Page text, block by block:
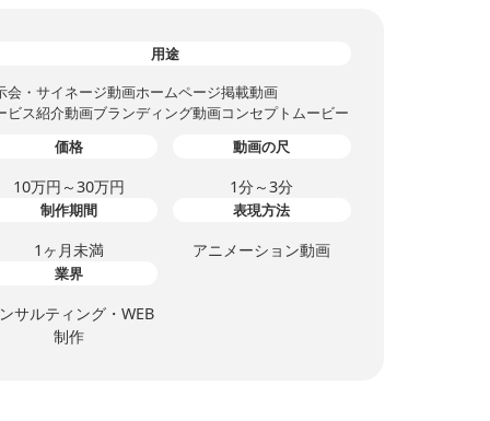
用途
会・サイネージ動画ホームページ掲載動画
ビス紹介動画ブランディング動画コンセプトムービー
価格
10万円～30万円
動画の尺
1分～3分
制作期間
1ヶ月未満
表現方法
アニメーション動画
業界
サルティング・WEB
制作